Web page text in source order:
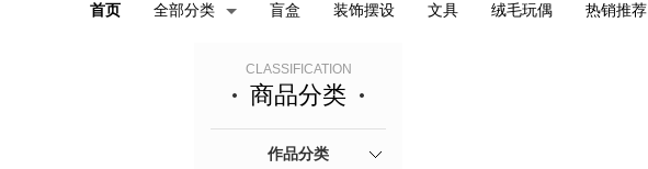
首页 全部分类 盲盒 装饰摆设 文具 绒毛玩偶 热销推荐
CLASSIFICATION
商品分类
作品分类